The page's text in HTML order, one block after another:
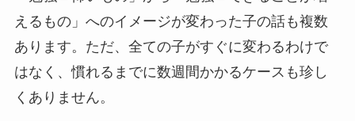
えるもの」へのイメージが変わった子の話も複数
あります。ただ、全ての子がすぐに変わるわけで
はなく、慣れるまでに数週間かかるケースも珍し
くありません。